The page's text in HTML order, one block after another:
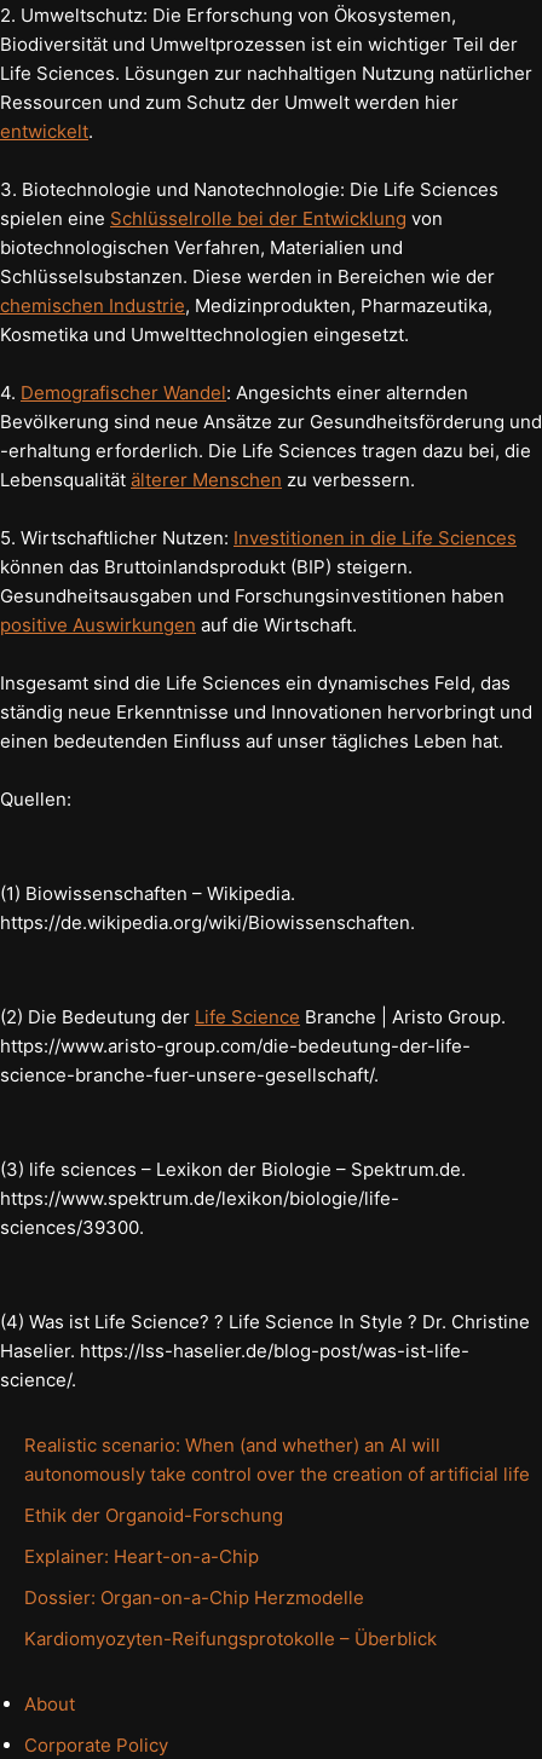
2. Umweltschutz: Die Erforschung von Ökosystemen,
Biodiversität und Umweltprozessen ist ein wichtiger Teil der
Life Sciences. Lösungen zur nachhaltigen Nutzung natürlicher
Ressourcen und zum Schutz der Umwelt werden hier
entwickelt.
3. Biotechnologie und Nanotechnologie: Die Life Sciences
spielen eine Schlüsselrolle bei der Entwicklung von
biotechnologischen Verfahren, Materialien und
Schlüsselsubstanzen. Diese werden in Bereichen wie der
chemischen Industrie, Medizinprodukten, Pharmazeutika,
Kosmetika und Umwelttechnologien eingesetzt.
4. Demografischer Wandel: Angesichts einer alternden
Bevölkerung sind neue Ansätze zur Gesundheitsförderung und
-erhaltung erforderlich. Die Life Sciences tragen dazu bei, die
Lebensqualität älterer Menschen zu verbessern.
5. Wirtschaftlicher Nutzen: Investitionen in die Life Sciences
können das Bruttoinlandsprodukt (BIP) steigern.
Gesundheitsausgaben und Forschungsinvestitionen haben
positive Auswirkungen auf die Wirtschaft.
Insgesamt sind die Life Sciences ein dynamisches Feld, das
ständig neue Erkenntnisse und Innovationen hervorbringt und
einen bedeutenden Einfluss auf unser tägliches Leben hat.
Quellen:
(1) Biowissenschaften – Wikipedia.
https://de.wikipedia.org/wiki/Biowissenschaften.
(2) Die Bedeutung der Life Science Branche | Aristo Group.
https://www.aristo-group.com/die-bedeutung-der-life-
science-branche-fuer-unsere-gesellschaft/.
(3) life sciences – Lexikon der Biologie – Spektrum.de.
https://www.spektrum.de/lexikon/biologie/life-
sciences/39300.
(4) Was ist Life Science? ? Life Science In Style ? Dr. Christine
Haselier. https://lss-haselier.de/blog-post/was-ist-life-
science/.
Realistic scenario: When (and whether) an AI will
autonomously take control over the creation of artificial life
Ethik der Organoid-Forschung
Explainer: Heart-on-a-Chip
Dossier: Organ-on-a-Chip Herzmodelle
Kardiomyozyten-Reifungsprotokolle – Überblick
About
Corporate Policy